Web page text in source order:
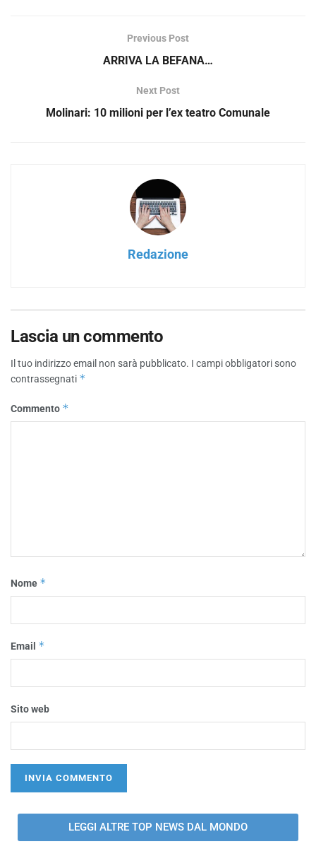
Previous Post
ARRIVA LA BEFANA…
Next Post
Molinari: 10 milioni per l’ex teatro Comunale
Redazione
Lascia un commento
Il tuo indirizzo email non sarà pubblicato. I campi obbligatori sono
contrassegnati *
Commento *
Nome *
Email *
Sito web
LEGGI ALTRE TOP NEWS DAL MONDO